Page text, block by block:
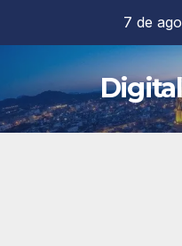
contenido
7 de